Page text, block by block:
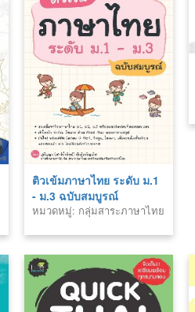
ติวเข้มภาษาไทย ระดับ ม.1
- ม.3 ฉบับสมบูรณ์
หมวดหมู่: กลุ่มสาระภาษาไทย